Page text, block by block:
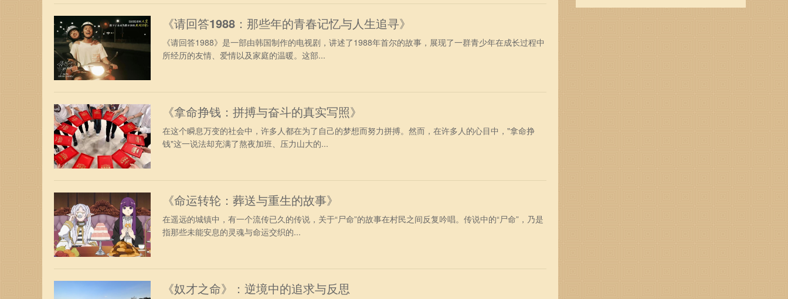
《请回答1988：那些年的青春记忆与人生追寻》
《请回答1988》是一部由韩国制作的电视剧，讲述了1988年首尔的故事，展现了一群青少年在成长过程中
所经历的友情、爱情以及家庭的温暖。这部...
《拿命挣钱：拼搏与奋斗的真实写照》
在这个瞬息万变的社会中，许多人都在为了自己的梦想而努力拼搏。然而，在许多人的心目中，"拿命挣
钱"这一说法却充满了熬夜加班、压力山大的...
《命运转轮：葬送与重生的故事》
在遥远的城镇中，有一个流传已久的传说，关于“尸命”的故事在村民之间反复吟唱。传说中的“尸命”，乃是
指那些未能安息的灵魂与命运交织的...
《奴才之命》：逆境中的追求与反思
人生目标